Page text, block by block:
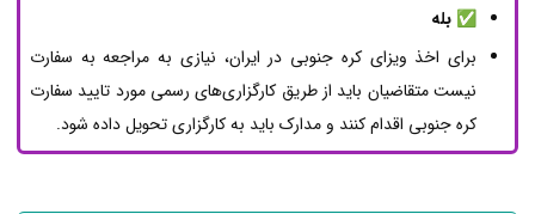
✅ بله
برای اخذ ویزای کره جنوبی در ایران، نیازی به مراجعه به سفارت
نیست متقاضیان باید از طریق کارگزاری‌های رسمی مورد تایید سفارت
کره جنوبی اقدام کنند و مدارک باید به کارگزاری تحویل داده شود.